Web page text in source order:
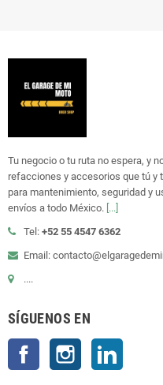
Tu negocio o tu ruta no espera, y
refacciones y accesorios que tú y
para mantenimiento, seguridad y
envíos a todo México. [...]
Tel: +52 55 4547 6362
Email:
....
SÍGUENOS EN
Facebook Instagram